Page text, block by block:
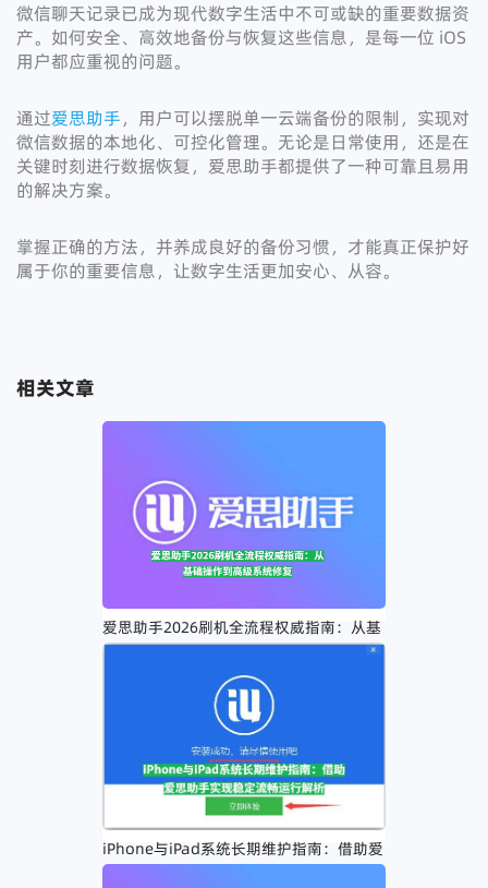
微信聊天记录已成为现代数字生活中不可或缺的重要数据资
产。如何安全、高效地备份与恢复这些信息，是每一位 iOS
用户都应重视的问题。
通过爱思助手，用户可以摆脱单一云端备份的限制，实现对
微信数据的本地化、可控化管理。无论是日常使用，还是在
关键时刻进行数据恢复，爱思助手都提供了一种可靠且易用
的解决方案。
掌握正确的方法，并养成良好的备份习惯，才能真正保护好
属于你的重要信息，让数字生活更加安心、从容。
相关文章
爱思助手2026刷机全流程权威指南：从基
础操作到高级系统修复
iPhone与iPad系统长期维护指南：借助爱
思助手实现稳定流畅运行解析